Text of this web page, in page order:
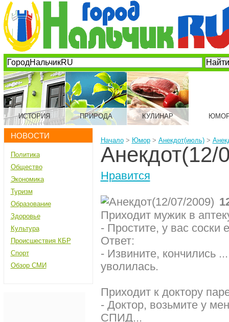
ИСТОРИЯ ПРИРОДА КУЛИНАР
НОВОСТИ
Политика
Общество
Экономика
Туризм
Образование
Здоровье
Культура
Происшествия КБР
Спорт
Обзор СМИ
Начало> Юмор> Анекдот(июль)>
Анекдот(12/
Нравится
Приходит мужик в
- Простите, у вас соски
Ответ:
- Извините, кончились
уволилась.
Приходит к доктору
- Доктор, возьмите у
СПИД...